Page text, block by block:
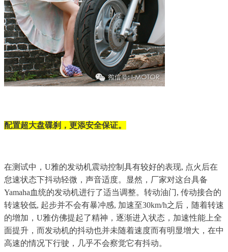
配置超大盘碟刹，更添安全保证。
在测试中，U雅的发动机震动控制具有较好的表现, 点火后在
怠速状态下抖动轻微，声音适度。显然，厂家对这台具备
Yamaha血统的发动机进行了适当调整。转动油门, 传动接合的
转速较低, 起步并不会有暴冲感, 加速至30km/h之后，随着转速
的增加，U雅仿佛提起了精神，逐渐进入状态，加速性能上全
面提升，而发动机的抖动也并未随着速度而有明显增大，在中
高速的情况下行驶，几乎不会察觉它有抖动。